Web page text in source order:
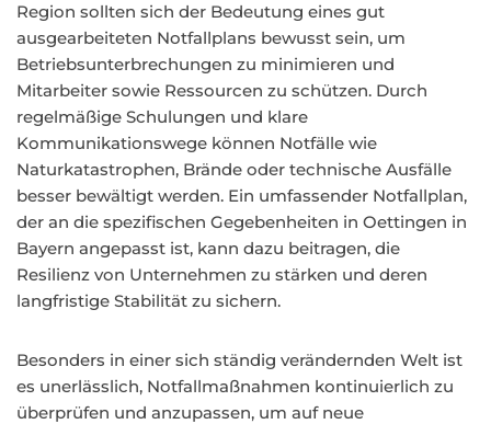
Region sollten sich der Bedeutung eines gut
ausgearbeiteten Notfallplans bewusst sein, um
Betriebsunterbrechungen zu minimieren und
Mitarbeiter sowie Ressourcen zu schützen. Durch
regelmäßige Schulungen und klare
Kommunikationswege können Notfälle wie
Naturkatastrophen, Brände oder technische Ausfälle
besser bewältigt werden. Ein umfassender Notfallplan,
der an die spezifischen Gegebenheiten in Oettingen in
Bayern angepasst ist, kann dazu beitragen, die
Resilienz von Unternehmen zu stärken und deren
langfristige Stabilität zu sichern.
Besonders in einer sich ständig verändernden Welt ist
es unerlässlich, Notfallmaßnahmen kontinuierlich zu
überprüfen und anzupassen, um auf neue